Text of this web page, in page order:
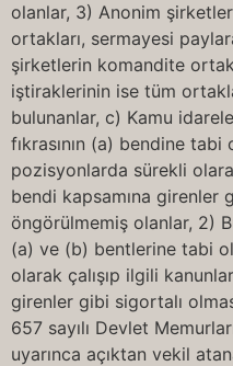
olanlar, 3) Anonim
ortakları, sermayesi
şirketlerin komandite
iştiraklerinin ise tüm
bulunanlar, c) Kamu
fıkrasının (a) bendine
pozisyonlarda sürekli
bendi kapsamına girenler
öngörülmemiş olanlar, 2)
(a) ve (b) bentlerine tabi
olarak çalışıp ilgili
girenler gibi sigortalı
657 sayılı Devlet
uyarınca açıktan vekil